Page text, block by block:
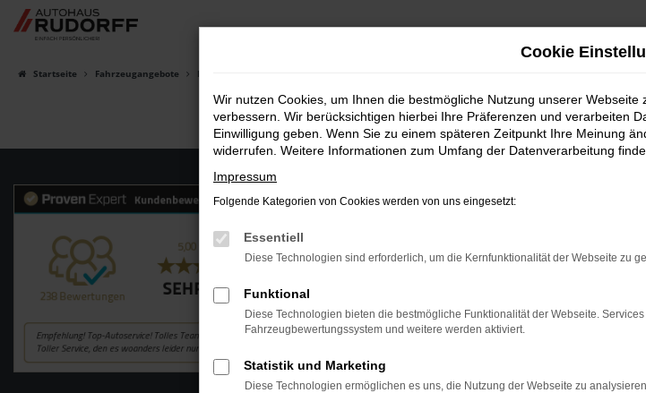
Zum
Hauptinhalt
Startseite Fahrzeugangebote Fahrzeugsuche
Telefon
MO-DO: 07:30 bis
Cookie
Wir nutzen Cookies, um Ihnen die bestmögliche Nutzung unserer
verbessern. Wir berücksichtigen hierbei Ihre Präferenzen und verarbeiten
Einwilligung geben. Wenn Sie zu einem späteren Zeitpunkt Ihre Meinung
widerrufen. Weitere Informationen zum Umfang der Datenverarbeitung
Impressum
Folgende Kategorien von Cookies werden von uns eingesetzt:
Essentiell
Diese Technologien sind erforderlich, um die Kernfunktionalität der Webseite zu
Funktional
Diese Technologien bieten die bestmögliche Funktionalität der Webseite.
Fahrzeugbewertungssystem und weitere werden aktiviert.
Statistik und Marketing
Diese Technologien ermöglichen es uns, die Nutzung der Webseite zu